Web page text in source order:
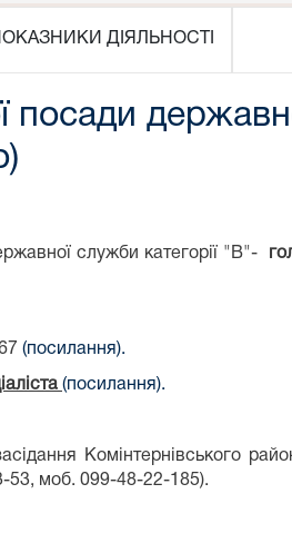
ДІЯЛЬНОСТІ
посади
служби категорії "В"-
(посилання).
(посилання).
Комінтернівського
53, моб. 099-48-22-185).